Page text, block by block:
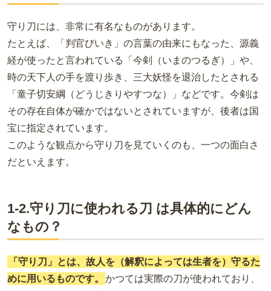
守り刀には、非常に有名なものがあります。
たとえば、「判官びいき」の言葉の由来にもなった、源義
経が使ったと言われている「今剣（いまのつるぎ）」や、
時の天下人の手を渡り歩き、三大妖怪を退治したとされる
「童子切安綱（どうじきりやすつな）」などです。今剣は
その存在自体が確かではないとされていますが、後者は国
宝に指定されています。
このような観点から守り刀を見ていくのも、一つの面白さ
だといえます。
1-2.守り刀に使われる刀 は具体的にどん
なもの？
「守り刀」とは、故人を（解釈によっては生者を）守るた
めに用いるものです。
かつては実際の刀が使われており、